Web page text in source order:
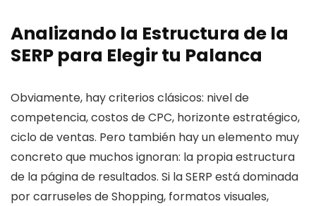
Analizando la Estructura de la
SERP para Elegir tu Palanca
Obviamente, hay criterios clásicos: nivel de
competencia, costos de CPC, horizonte estratégico,
ciclo de ventas. Pero también hay un elemento muy
concreto que muchos ignoran: la propia estructura
de la página de resultados. Si la SERP está dominada
por carruseles de Shopping, formatos visuales,